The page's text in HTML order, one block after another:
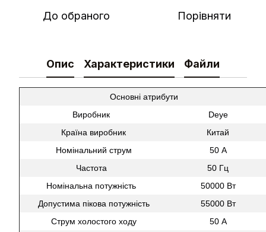
До обраного Порівняти
Опис Характеристики Файли
Основні атрибути
Виробник
Deye
Країна виробник
Китай
Номінальний струм
50 А
Частота
50 Гц
Номінальна потужність
50000 Вт
Допустима пікова потужність
55000 Вт
Струм холостого ходу
50 А